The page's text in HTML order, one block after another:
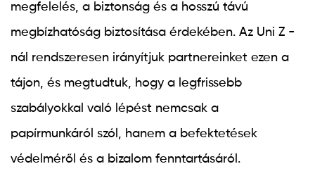
megfelelés, a biztonság és a hosszú távú
megbízhatóság biztosítása érdekében. Az Uni Z -
nál rendszeresen irányítjuk partnereinket ezen a
tájon, és megtudtuk, hogy a legfrissebb
szabályokkal való lépést nemcsak a
papírmunkáról szól, hanem a befektetések
védelméről és a bizalom fenntartásáról.